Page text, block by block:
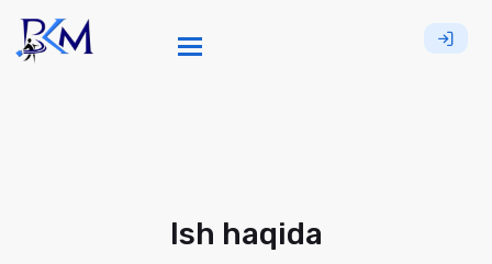
Toggle navigation
Ish haqida